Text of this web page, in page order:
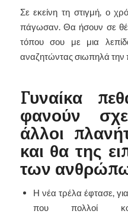
Σε εκείνη τη στιγμή, ο
πάγωσαν. Θα ήσουν σε
τόπου σου με μια
αναζητώντας σιωπηλά
Γυναίκα
φανούν
άλλοι
και θα της
των
Η νέα τρέλα έφτασε,
που πολλοί